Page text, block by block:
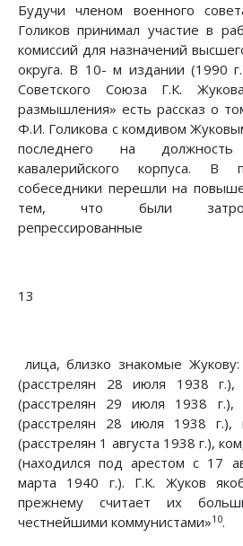
Будучи членом военного
Голиков принимал участие в
комиссий для назначений
округа. В 10- м издании (1990
Советского Союза Г.К.
размышления» есть рассказ о
Ф.И. Голикова с комдивом
последнего на
кавалерийского корпуса. В
собеседники перешли на
тем, что были
репрессированные
13
лица, близко знакомые
(расстрелян 28 июля 1938
(расстрелян 29 июля 1938 г.),
(расстрелян 28 июля 1938 г.),
(расстрелян 1 августа 1938 г.),
(находился под арестом с 17
марта 1940 г.). Г.К. Жуков
прежнему считает их
честнейшими коммунистами»10.